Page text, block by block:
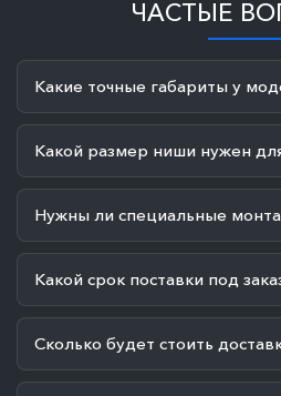
ЧАСТЫЕ
Какие точные габариты у
Какой размер ниши нужен
Нужны ли специальные
Какой срок поставки под
Сколько будет стоить